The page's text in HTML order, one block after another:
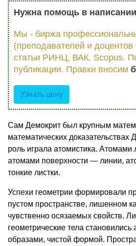
Нужна помощь в
Мы - биржа
(преподавателей и
статьи РИНЦ, ВАК, Scopus.
публикации. Правки вносим
Узнать цену
Сам Демокрит был крупным
математических доказательствах
роль играла ато­мистика. Атомами
атомами поверхности — линии,
тонкие листки.
Успехи геометрии формировали
пустом пространстве, лишенном
чувственно осязаемых свойств.
геометрические тела ста­новились
образами, чи­стой формой.